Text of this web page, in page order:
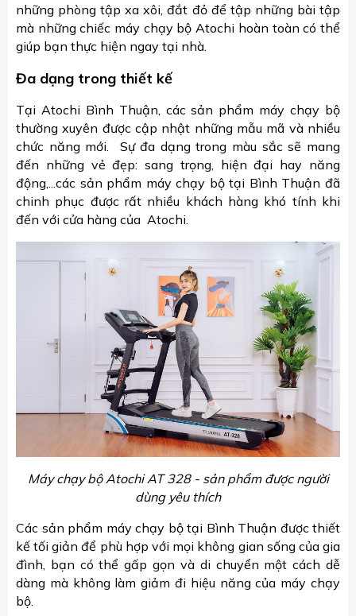
những phòng tập xa xôi, đắt đỏ để tập những bài tập
mà những chiếc máy chạy bộ Atochi hoàn toàn có thể
giúp bạn thực hiện ngay tại nhà.
Đa dạng trong thiết kế
Tại Atochi Bình Thuận, các sản phẩm máy chạy bộ
thường xuyên được cập nhật những mẫu mã và nhiều
chức năng mới. Sự đa dạng trong màu sắc sẽ mang
đến những vẻ đẹp: sang trọng, hiện đại hay năng
động,...các sản phẩm máy chạy bộ tại Bình Thuận đã
chinh phục được rất nhiều khách hàng khó tính khi
đến với cửa hàng của Atochi.
Máy chạy bộ Atochi AT 328 - sản phẩm được người
dùng yêu thích
Các sản phẩm máy chạy bộ tại Bình Thuận được thiết
kế tối giản để phù hợp với mọi không gian sống của gia
đình, bạn có thể gấp gọn và di chuyển một cách dễ
dàng mà không làm giảm đi hiệu năng của máy chạy
bộ.